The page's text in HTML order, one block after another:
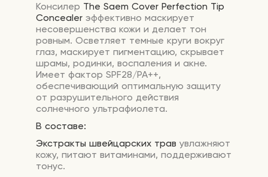
Консилер The Saem Cover Perfection Tip
Concealer эффективно маскирует
несовершенства кожи и делает тон
ровным. Осветляет темные круги вокруг
глаз, маскирует пигментацию, скрывает
шрамы, родинки, воспаления и акне.
Имеет фактор SPF28/PA++,
обеспечивающий оптимальную защиту
от разрушительного действия
солнечного ультрафиолета.
В составе:
Экстракты швейцарских трав увлажняют
кожу, питают витаминами, поддерживают
тонус.